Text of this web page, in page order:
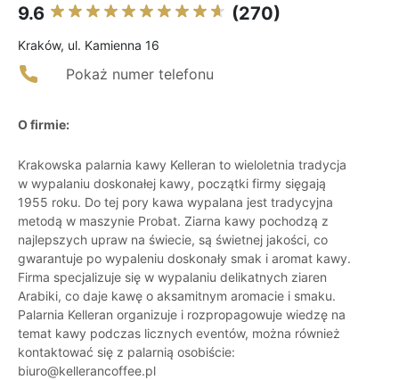
9.6 (270)
Kraków, ul. Kamienna 16
Pokaż numer telefonu
O firmie:
Krakowska palarnia kawy Kelleran to wieloletnia tradycja
w wypalaniu doskonałej kawy, początki firmy sięgają
1955 roku. Do tej pory kawa wypalana jest tradycyjna
metodą w maszynie Probat. Ziarna kawy pochodzą z
najlepszych upraw na świecie, są świetnej jakości, co
gwarantuje po wypaleniu doskonały smak i aromat kawy.
Firma specjalizuje się w wypalaniu delikatnych ziaren
Arabiki, co daje kawę o aksamitnym aromacie i smaku.
Palarnia Kelleran organizuje i rozpropagowuje wiedzę na
temat kawy podczas licznych eventów, można również
kontaktować się z palarnią osobiście:
biuro@kellerancoffee.pl